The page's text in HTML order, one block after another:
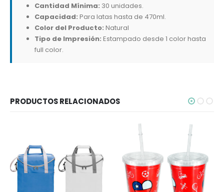
Cantidad Mínima: 30 unidades.
Capacidad: Para latas hasta de 470ml.
Color del Producto: Natural
Tipo de Impresión: Estampado desde 1 color hasta
full color.
PRODUCTOS RELACIONADOS